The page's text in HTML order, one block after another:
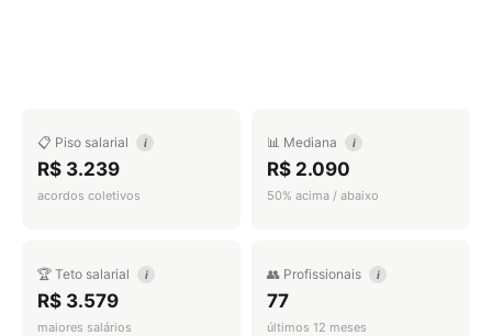
📋 Piso salarial i
R$ 3.239
acordos coletivos
📊 Mediana i
R$ 2.090
50% acima / abaixo
🏆 Teto salarial i
R$ 3.579
maiores salários
👥 Profissionais i
77
últimos 12 meses